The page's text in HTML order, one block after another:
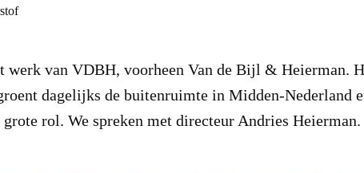
werk van VDBH, voorheen Van de Bijl & Heierman.
dagelijks de buitenruimte in Midden-Nederland
rol. We spreken met directeur Andries Heierman.